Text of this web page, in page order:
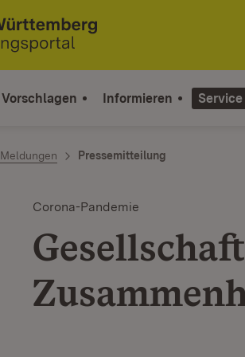
Vorschlagen Informieren Service
Meldungen Pressemitteilung
Corona-Pandemie